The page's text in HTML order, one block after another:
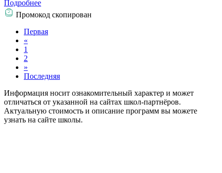
Подробнее
Промокод скопирован
Первая
«
1
2
»
Последняя
Информация носит ознакомительный характер и может
отличаться от указанной на сайтах школ-партнёров.
Актуальную стоимость и описание программ вы можете
узнать на сайте школы.